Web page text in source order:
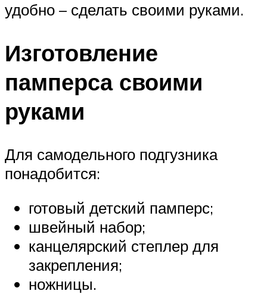
удобно – сделать своими руками.
Изготовление
памперса своими
руками
Для самодельного подгузника
понадобится:
готовый детский памперс;
швейный набор;
канцелярский степлер для
закрепления;
ножницы.